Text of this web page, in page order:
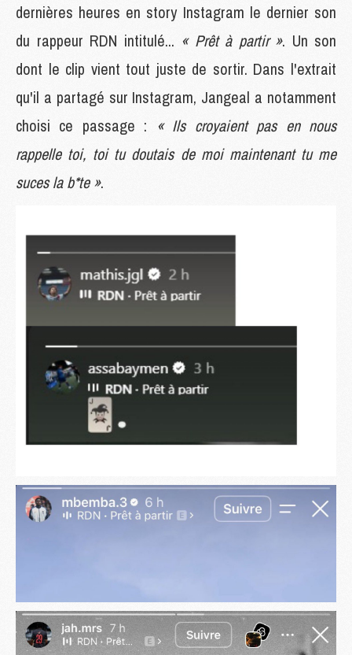
dernières heures en story Instagram le dernier son
du rappeur RDN intitulé... « Prêt à partir ». Un son
dont le clip vient tout juste de sortir. Dans l'extrait
qu'il a partagé sur Instagram, Jangeal a notamment
choisi ce passage : « Ils croyaient pas en nous
rappelle toi, toi tu doutais de moi maintenant tu me
suces la b*te ».